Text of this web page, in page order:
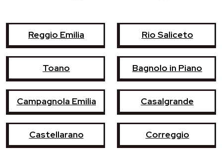
Reggio Emilia Rio Saliceto
Toano Bagnolo in Piano
Campagnola Emilia Casalgrande
Castellarano Correggio